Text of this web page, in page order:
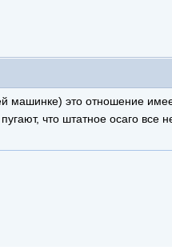
машинке) это отношение
что штатное осаго все